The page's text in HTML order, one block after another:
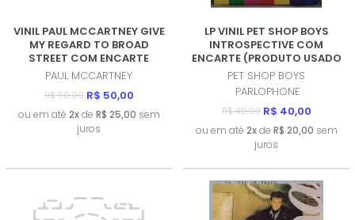
VINIL PAUL MCCARTNEY GIVE
MY REGARD TO BROAD
STREET COM ENCARTE
(PRODUTO USADO - BOM)
PAUL MCCARTNEY
R$ 50,00 R$ 50,00
ou em até 2xde R$ 25,00 sem
juros
LP VINIL PET SHOP BOYS
INTROSPECTIVE COM
ENCARTE (PRODUTO USADO
- MUITO BOM)
PET SHOP BOYS
PARLOPHONE
R$ 40,00 R$ 40,00
ou em até 2xde R$ 20,00 sem
juros